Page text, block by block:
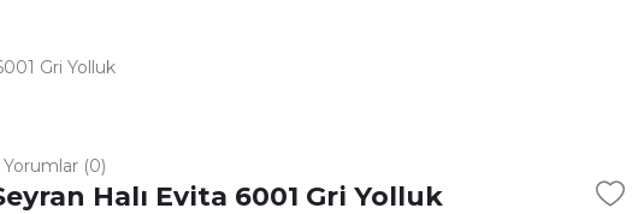
Gri Yolluk
Yorumlar (0)
Halı Evita 6001 Gri Yolluk